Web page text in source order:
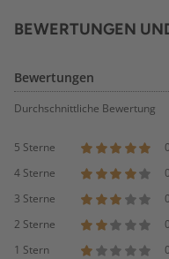
BEWERTUNGEN
Bewertungen
Durchschnittliche Bewertung
5 Sterne
0
4 Sterne
0
3 Sterne
0
2 Sterne
0
1 Stern
0